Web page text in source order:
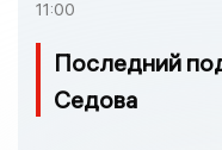
11:00
Последний
Седова